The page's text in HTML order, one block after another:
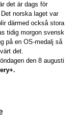
det är dags för
norska laget var
därmed också stora
tidig morgon svensk
på en OS-medalj så
det.
den 8 augusti